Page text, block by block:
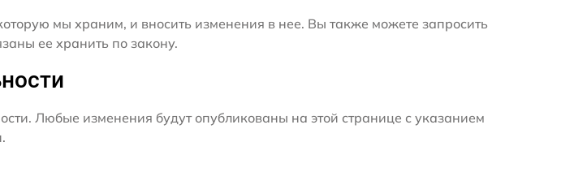
мы храним, и вносить изменения в нее. Вы также можете запросить
ее хранить по закону.
Любые изменения будут опубликованы на этой странице с указанием